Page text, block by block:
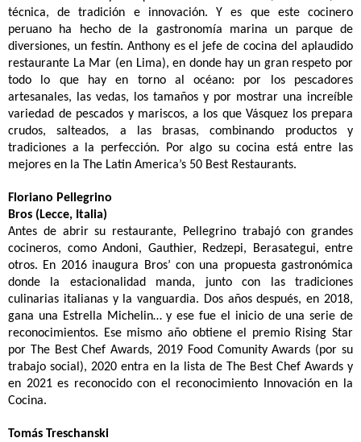
técnica, de tradición e innovación. Y es que este cocinero
peruano ha hecho de la gastronomía marina un parque de
diversiones, un festín. Anthony es el jefe de cocina del aplaudido
restaurante La Mar (en Lima), en donde hay un gran respeto por
todo lo que hay en torno al océano: por los pescadores
artesanales, las vedas, los tamaños y por mostrar una increíble
variedad de pescados y mariscos, a los que Vásquez los prepara
crudos, salteados, a las brasas, combinando productos y
tradiciones a la perfección. Por algo su cocina está entre las
mejores en la The Latin America’s 50 Best Restaurants.
Floriano Pellegrino
Bros (Lecce, Italia)
Antes de abrir su restaurante, Pellegrino trabajó con grandes
cocineros, como Andoni, Gauthier, Redzepi, Berasategui, entre
otros. En 2016 inaugura Bros’ con una propuesta gastronómica
donde la estacionalidad manda, junto con las tradiciones
culinarias italianas y la vanguardia. Dos años después, en 2018,
gana una Estrella Michelin… y ese fue el inicio de una serie de
reconocimientos. Ese mismo año obtiene el premio Rising Star
por The Best Chef Awards, 2019 Food Comunity Awards (por su
trabajo social), 2020 entra en la lista de The Best Chef Awards y
en 2021 es reconocido con el reconocimiento Innovación en la
Cocina.
Tomás Treschanski